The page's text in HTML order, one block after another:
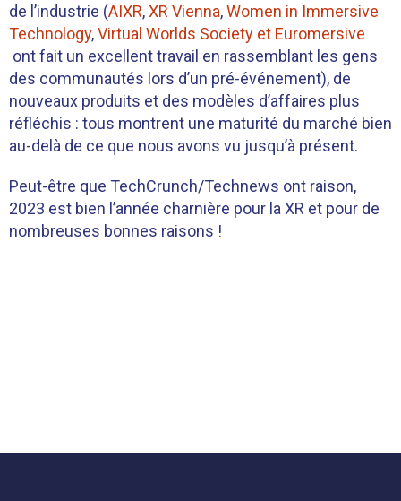
de l’industrie (AIXR,XR Vienna,Women in Immersive
Technology,Virtual Worlds Society et Euromersive
ont fait un excellent travail en rassemblant les gens
des communautés lors d’un pré-événement), de
nouveaux produits et des modèles d’affaires plus
réfléchis : tous montrent une maturité du marché bien
au-delà de ce que nous avons vu jusqu’à présent.
Peut-être que TechCrunch/Technews ont raison,
2023 est bien l’année charnière pour la XR et pour de
nombreuses bonnes raisons !